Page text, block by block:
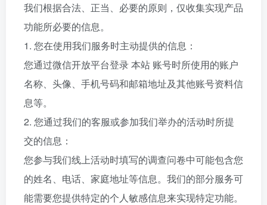
我们根据合法、正当、必要的原则，仅收集实现产品
功能所必要的信息。
1. 您在使用我们服务时主动提供的信息：
您通过微信开放平台登录 本站 账号时所使用的账户
名称、头像、手机号码和邮箱地址及其他账号资料信
息等。
2. 您通过我们的客服或参加我们举办的活动时所提
交的信息：
您参与我们线上活动时填写的调查问卷中可能包含您
的姓名、电话、家庭地址等信息。我们的部分服务可
能需要您提供特定的个人敏感信息来实现特定功能。